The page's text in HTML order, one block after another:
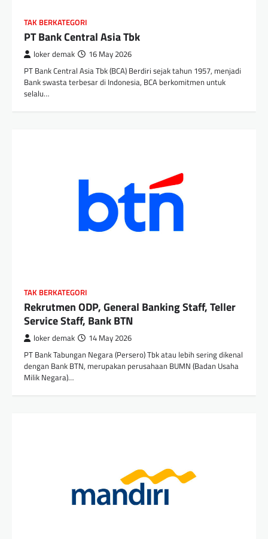
TAK BERKATEGORI
PT Bank Central Asia Tbk
loker demak 16 May 2026
PT Bank Central Asia Tbk (BCA) Berdiri sejak tahun 1957, menjadi
Bank swasta terbesar di Indonesia, BCA berkomitmen untuk
selalu…
TAK BERKATEGORI
Rekrutmen ODP, General Banking Staff, Teller
Service Staff, Bank BTN
loker demak 14 May 2026
PT Bank Tabungan Negara (Persero) Tbk atau lebih sering dikenal
dengan Bank BTN, merupakan perusahaan BUMN (Badan Usaha
Milik Negara)…